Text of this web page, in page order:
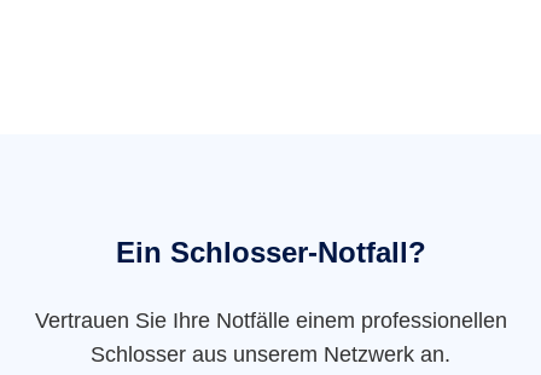
Ein Schlosser-Notfall?
Vertrauen Sie Ihre Notfälle einem professionellen
Schlosser aus unserem Netzwerk an.